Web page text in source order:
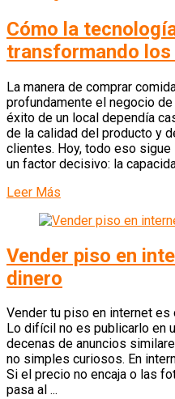
Cómo la
transformando
La manera de comprar
profundamente el negocio
éxito de un local dependía
de la calidad del producto y
clientes. Hoy, todo eso
un factor decisivo: la
Leer Más
Vender piso en
dinero
Vender tu piso en internet
Lo difícil no es publicarlo en
decenas de anuncios
no simples curiosos. En
Si el precio no encaja o las
pasa al ...